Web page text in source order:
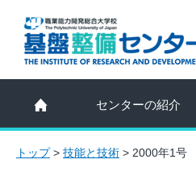
センターの紹介
トップ> 技能と技術 > 2000年1号